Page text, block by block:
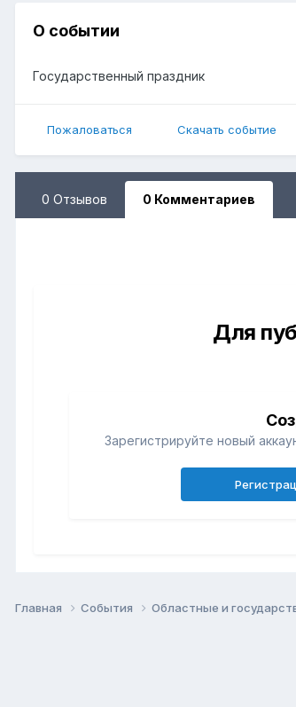
О событии
Государственный праздник
Пожаловаться Скачать событие
0 Отзывов 0 Комментариев
Для
Зарегистрируйте новый
Главная События Областные и